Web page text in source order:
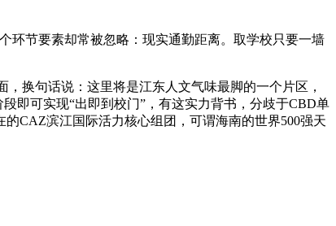
节要素却常被忽略：现实通勤距离。取学校只要一墙
换句话说：这里将是江东人文气味最脚的一个片区，
即可实现“出即到校门”，有这实力背书，分歧于CBD单
CAZ滨江国际活力核心组团，可谓海南的世界500强天